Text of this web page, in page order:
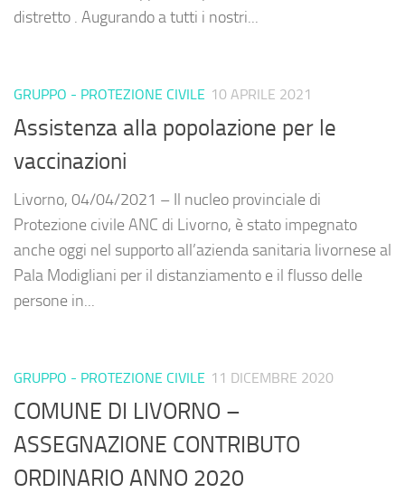
distretto . Augurando a tutti i nostri...
GRUPPO - PROTEZIONE CIVILE 10 APRILE 2021
Assistenza alla popolazione per le
vaccinazioni
Livorno, 04/04/2021 – Il nucleo provinciale di
Protezione civile ANC di Livorno, è stato impegnato
anche oggi nel supporto all’azienda sanitaria livornese al
Pala Modigliani per il distanziamento e il flusso delle
persone in...
GRUPPO - PROTEZIONE CIVILE 11 DICEMBRE 2020
COMUNE DI LIVORNO –
ASSEGNAZIONE CONTRIBUTO
ORDINARIO ANNO 2020